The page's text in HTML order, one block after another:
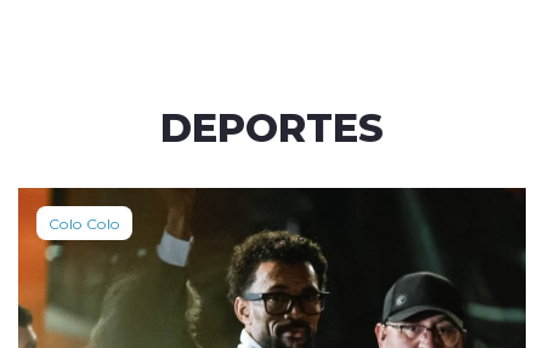
DEPORTES
Colo Colo